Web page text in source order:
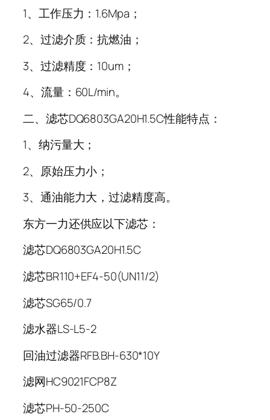
1、工作压力：1.6Mpa；
2、过滤介质：抗燃油；
3、过滤精度：10um；
4、流量：60L/min。
二、滤芯DQ6803GA20H1.5C性能特点：
1、纳污量大；
2、原始压力小；
3、通油能力大，过滤精度高。
东方一力还供应以下滤芯：
滤芯DQ6803GA20H1.5C
滤芯BR110+EF4-50(UN11/2)
滤芯SG65/0.7
滤水器LS-L5-2
回油过滤器RFB.BH-630*10Y
滤网HC9021FCP8Z
滤芯PH-50-250C